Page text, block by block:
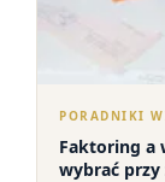
PORADNIKI
Faktoring a
wybrać przy